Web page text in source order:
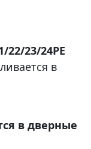
22/23/24PE
в
в дверные